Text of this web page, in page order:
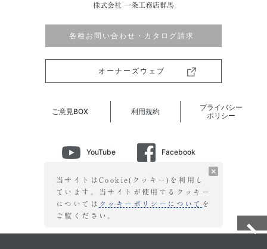
株式会社 一条工務店群馬
各種お問い合わせ・カタログ請求
オーナーズウェブ
ご意見BOX 利用規約
プライバシー
ポリシー
YouTube Facebook
Instagram LINE
©2026 ICHIJO GUNMA CO.,LTD. All Right Reserved.
当サイトはCookie(クッキー)を利用し
ています。当サイトが使用する クッキー
については クッキーポリシーについて を
ご覧ください。